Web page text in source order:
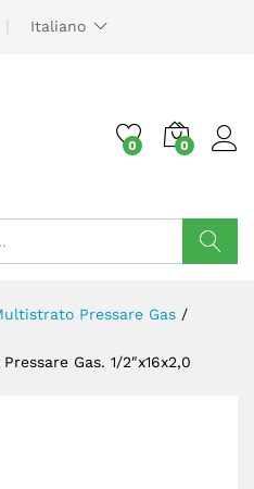
Italiano
0 0
Pressare Gas /
Gas. 1/2″x16x2,0